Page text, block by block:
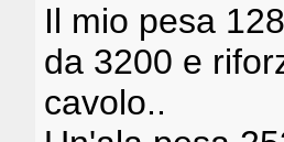
Il mio pesa
da 3200 e
cavolo..